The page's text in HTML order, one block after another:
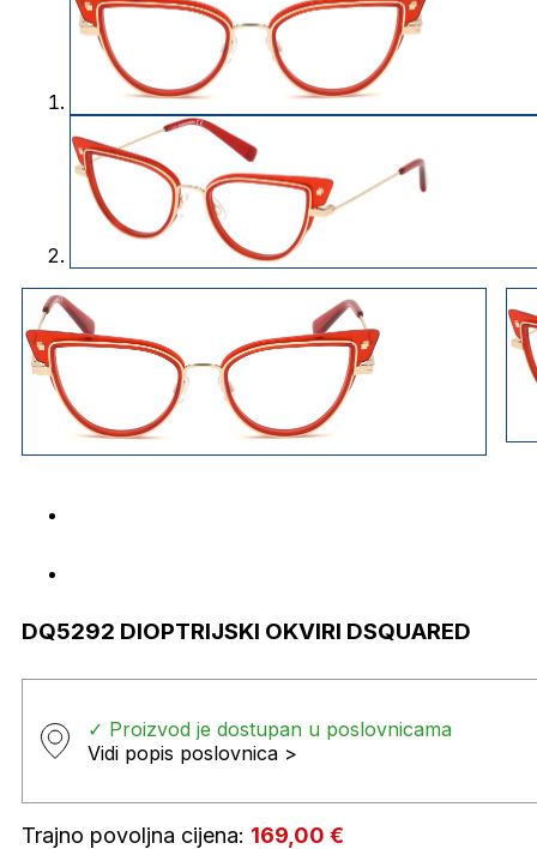
DQ5292 DIOPTRIJSKI OKVIRI DSQUARED
✓ Proizvod je dostupan u poslovnicama
Vidi popis poslovnica >
Trajno povoljna cijena: 169,00 €